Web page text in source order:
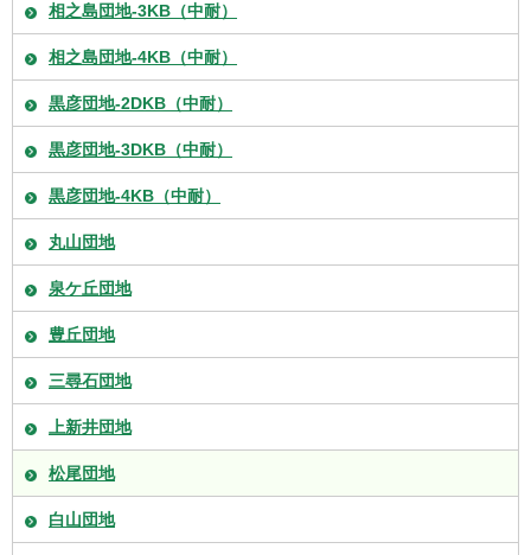
相之島団地-3KB（中耐）
相之島団地-4KB（中耐）
黒彦団地-2DKB（中耐）
黒彦団地-3DKB（中耐）
黒彦団地-4KB（中耐）
丸山団地
泉ケ丘団地
豊丘団地
三尋石団地
上新井団地
松尾団地
白山団地